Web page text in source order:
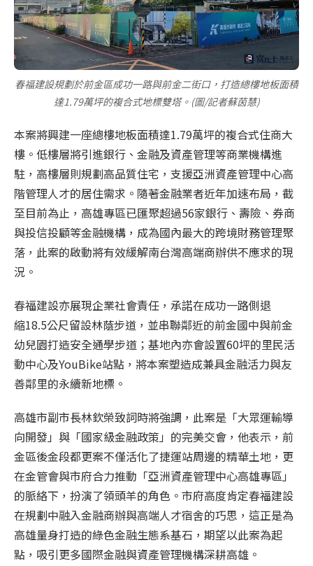
春福建設規劃於前金區成功一路與前金二街口，打造總樓地板面積
達1.79萬坪的複合式地標雙塔。(圖/記者蘇茵慧)
本案將興建一座總樓地板面積達1.79萬坪的複合式住商大
樓。低樓層將引進銀行、金融及資產管理等商業機構進
駐，高樓層則規劃高品質住宅，支援亞洲資產管理中心高
階管理人才的居住需求。隨著金融業者近年加速布局，截
至目前為止，高雄專區已匯聚超過56家銀行、壽險、券商
與投信投顧等金融機構，成為國內最大的跨境財務管理聚
落，此案的啟動將有效緩解南台灣高端商辦供不應求的現
況。
春福建設亦展現企業社會責任，承諾在成功一路側退
縮18.5公尺留設林蔭步道，並串聯鄰近的前金國中與前金
幼兒園打造安全通學步道；基地內亦會設置60坪的里民活
動中心及YouBike站點，將本案塑造成兼具金融活力與友
善鄰里的永續新地標。
高雄市副市長林欽榮致詞時將強調，此案是「大眾運輸導
向開發」與「國家級金融政策」的完美交會，他表示，前
金區後金段都更案不僅活化了捷運站周邊的精華土地，更
在金管會與市府合力推動「亞洲資產管理中心高雄專區」
的脈絡下，扮演了領頭羊的角色。市府高度肯定春福建設
在規劃中融入金融商辦與高端人才宿舍的巧思，這正是為
高雄量身打造的綠色金融生態系基石，期望以此案為起
點，吸引更多國際金融與資產管理機構深耕高雄。